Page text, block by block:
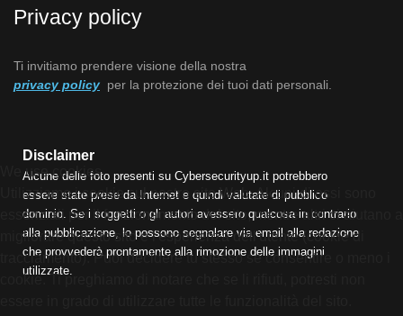
Privacy policy
Ti invitiamo prendere visione della nostra
privacy policy per la protezione dei tuoi dati personali.
Disclaimer
Alcune delle foto presenti su Cybersecurityup.it potrebbero
essere state prese da Internet e quindi valutate di pubblico
dominio. Se i soggetti o gli autori avessero qualcosa in contrario
alla pubblicazione, lo possono segnalare via email alla redazione
che provvederà prontamente alla rimozione delle immagini
utilizzate.
We use cookies
Utilizziamo i cookie sul nostro sito Web. Alcuni di essi sono
essenziali per il funzionamento del sito, mentre altri ci aiutano a
migliorare questo sito e l'esperienza dell'utente (cookie di
tracciamento). Puoi decidere tu stesso se consentire o meno i
cookie. Ti preghiamo di notare che se li rifiuti, potresti non